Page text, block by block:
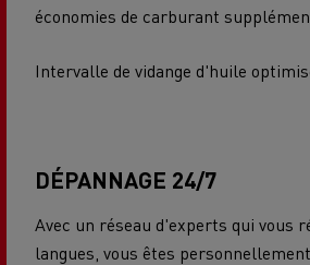
économies de carburant
Intervalle de vidange d'huile
DÉPANNAGE 24/7
Avec un réseau d'experts qui vous
langues, vous êtes